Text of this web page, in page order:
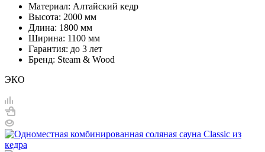
Материал: Алтайский кедр
Высота: 2000 мм
Длина: 1800 мм
Ширина: 1100 мм
Гарантия: до 3 лет
Бренд: Steam & Wood
ЭКО